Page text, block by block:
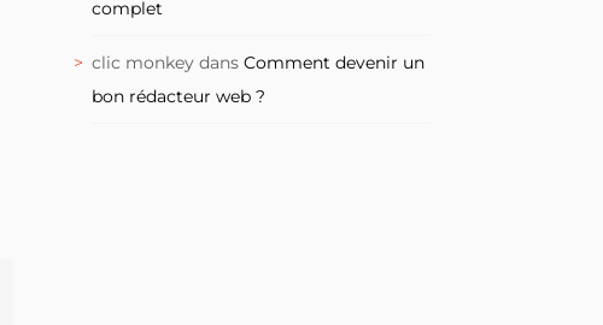
complet
clic monkey dansComment devenir un
bon rédacteur web ?